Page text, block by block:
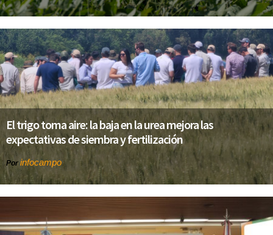
El trigo toma aire: la baja en la urea mejora las
expectativas de siembra y fertilización
Por infocampo